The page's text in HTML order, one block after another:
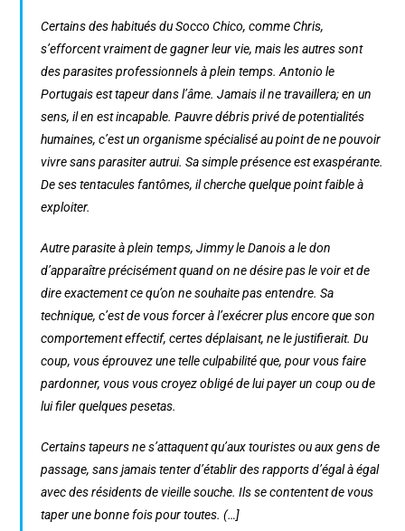
Certains des habitués du Socco Chico, comme Chris,
s’efforcent vraiment de gagner leur vie, mais les autres sont
des parasites professionnels à plein temps. Antonio le
Portugais est tapeur dans l’âme. Jamais il ne travaillera; en un
sens, il en est incapable. Pauvre débris privé de potentialités
humaines, c’est un organisme spécialisé au point de ne pouvoir
vivre sans parasiter autrui. Sa simple présence est exaspérante.
De ses tentacules fantômes, il cherche quelque point faible à
exploiter.
Autre parasite à plein temps, Jimmy le Danois a le don
d’apparaître précisément quand on ne désire pas le voir et de
dire exactement ce qu’on ne souhaite pas entendre. Sa
technique, c’est de vous forcer à l’exécrer plus encore que son
comportement effectif, certes déplaisant, ne le justifierait. Du
coup, vous éprouvez une telle culpabilité que, pour vous faire
pardonner, vous vous croyez obligé de lui payer un coup ou de
lui filer quelques pesetas.
Certains tapeurs ne s’attaquent qu’aux touristes ou aux gens de
passage, sans jamais tenter d’établir des rapports d’égal à égal
avec des résidents de vieille souche. Ils se contentent de vous
taper une bonne fois pour toutes. (…]